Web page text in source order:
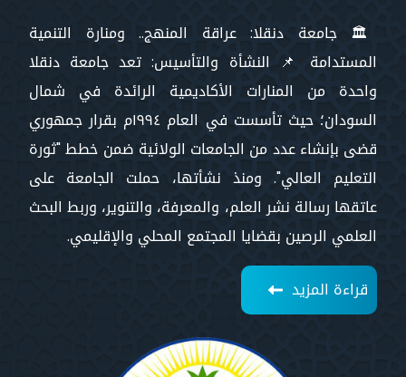
🏛️ جامعة دنقلا: عراقة المنهج.. ومنارة التنمية
المستدامة 📌 النشأة والتأسيس: تعد جامعة دنقلا
واحدة من المنارات الأكاديمية الرائدة في شمال
السودان؛ حيث تأسست في العام ١٩٩٤م بقرار جمهوري
قضى بإنشاء عدد من الجامعات الولائية ضمن خطط "ثورة
التعليم العالي". ومنذ نشأتها، حملت الجامعة على
عاتقها رسالة نشر العلم، والمعرفة، والتنوير، وربط البحث
العلمي الرصين بقضايا المجتمع المحلي والإقليمي.
قراءة المزيد